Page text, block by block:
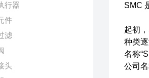
行器
件
滤
头
SMC
起初
种类
名称
公司